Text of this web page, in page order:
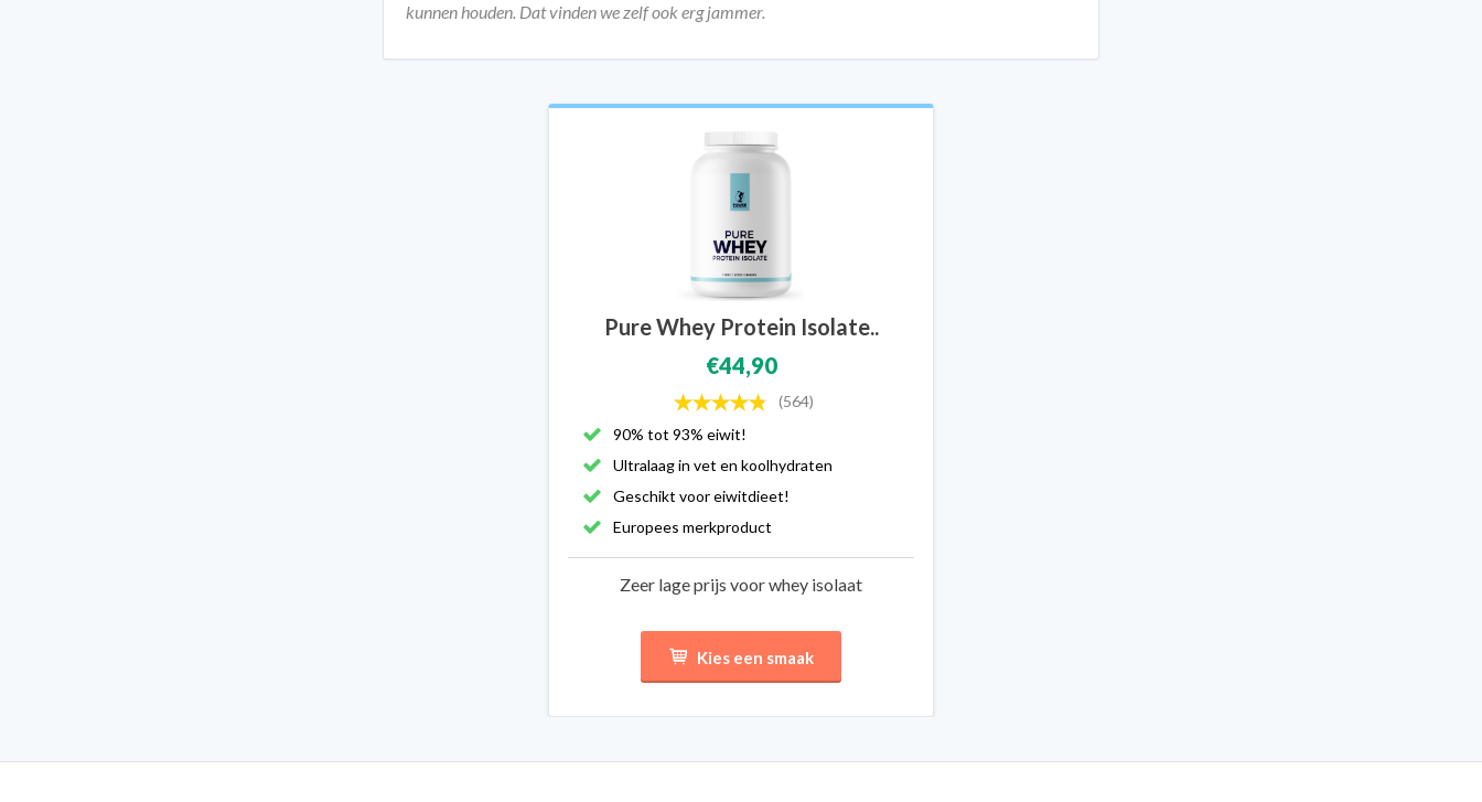
kunnen houden. Dat vinden we zelf ook erg jammer.
Pure Whey Protein Isolate..
€44,90
(564)
90% tot 93% eiwit!
Ultralaag in vet en koolhydraten
Geschikt voor eiwitdieet!
Europees merkproduct
Zeer lage prijs voor whey isolaat
Kies een smaak